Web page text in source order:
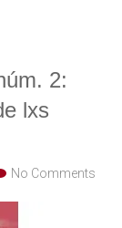
2:
lxs
No Comments